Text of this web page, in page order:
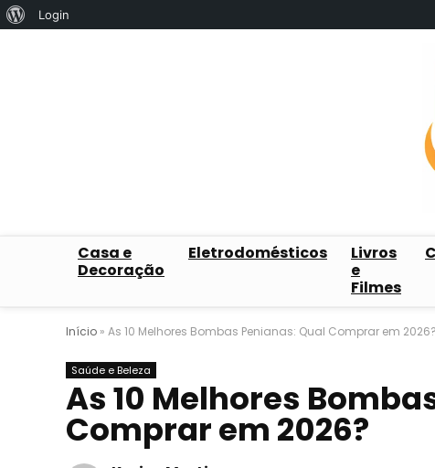
Sobre
Login
Casa e
Decoração
Eletrodomésticos
Livros
e
Filmes
Início » As 10 Melhores Bombas Penianas: Qual Comprar em 2026?
Saúde e Beleza
As 10 Melhores
Comprar em 2026?